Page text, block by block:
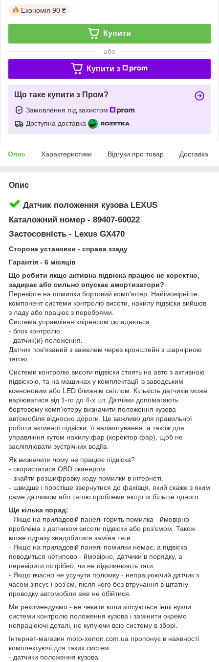
Економія 90 ₴
Купити
або
Купити з
Що таке купити з Пром?
Замовлення під захистом
Доступна доставка
Опис Характеристики Відгуки про товар Доставка
Опис
Датчик положення кузова LEXUS
Каталожний номер - 89407-60022
Застосовність - Lexus GX470
Сторона установки - справа ззаду
Гарантія - 6 місяців
Що робити якщо активна підвіска працює не коректно,
задирає або сильно опускає амортизатори?
Перевірте на помилки бортовий комп'ютер. Найімовірніше
компонент системи контролю висоти, нахилу підвіски вийшов
з ладу або працює з перебоями.
Система управління кліренсом складається:
- блок контролю
- датчик(и) положення.
Датчик пов'язаний з важелем через кронштейн з шарнірною
тягою.
Системи контролю висоти підвіски стоять на авто з активною
підвіскою, та на машинах у комплектації із заводським
ксеноновим або LED ближнім світлом. Кількість датчиків може
варіюватися від 1-го до 4-х шт. Датчики допомагають
бортовому комп'ютеру визначити положення кузова
автомобіля відносно дороги. Це важливо для правильної
роботи активної підвіски, її налаштування, а також для
управління кутом нахилу фар (коректор фар), щоб не
засліплювати зустрічних водіїв.
Як визначити чому не працює підвіска?
- скористатися OBD сканером
- знайти розшифровку коду помилки в інтернеті.
- швидше і простіше звернутися до фахівця, який скаже з яким
саме датчиком або тягою проблеми якщо їх більше одного.
Ще кілька порад:
- Якщо на приладовій панелі горить помилка - ймовірно
проблема з датчиком висоти підвіски або роз'ємом. Також
може одразу знадобитися заміна тяги.
- Якщо на приладовій панелі помилки немає, а підвіска
поводиться нетипово - ймовірно, датчики в порядку, а
перевірити потрібно, чи не підклинюють тяги.
- Якщо вчасно не усунути поломку - непрацюючий датчик з
часом зіпсує і роз'єм, після чого без втручання в штатну
проводку автомобіля вже не обійтися.
Ми рекомендуємо - не чекати коли зіпсуються інші вузли
системи контролю положення кузова і замінити окремо
непрацюючі деталі, не купуючи всю систему в зборі.
Інтернет-магазин moto-xenon.com.ua пропонує в наявності
комплектуючі для таких систем:
- датчики положення кузова